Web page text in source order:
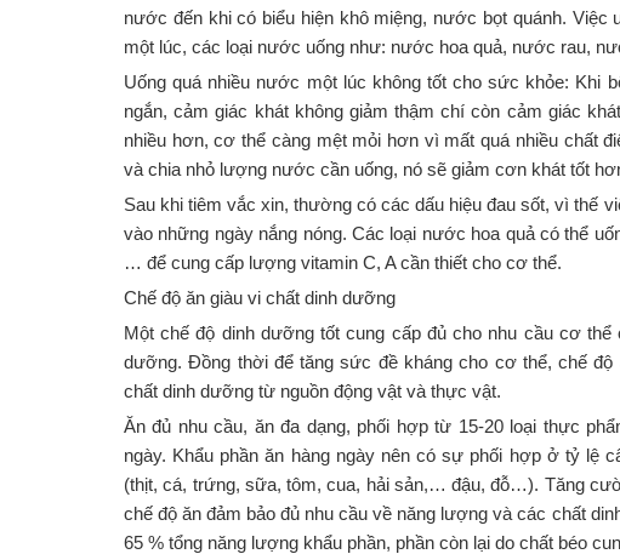
nước đến khi có biểu hiện khô miệng, nước bọt quánh.
một lúc, các loại nước uống như: nước hoa quả, nước rau,
Uống quá nhiều nước một lúc không tốt cho sức khỏe: Khi
ngắn, cảm giác khát không giảm thậm chí còn cảm giác
nhiều hơn, cơ thể càng mệt mỏi hơn vì mất quá nhiều chất
và chia nhỏ lượng nước cần uống, nó sẽ giảm cơn khát tốt
Sau khi tiêm vắc xin, thường có các dấu hiệu đau sốt, vì thế
vào những ngày nắng nóng. Các loại nước hoa quả có thể
… để cung cấp lượng vitamin C, A cần thiết cho cơ thể.
Chế độ ăn giàu vi chất dinh dưỡng
Một chế độ dinh dưỡng tốt cung cấp đủ cho nhu cầu cơ
dưỡng. Đồng thời để tăng sức đề kháng cho cơ thể, chế
chất dinh dưỡng từ nguồn động vật và thực vật.
Ăn đủ nhu cầu, ăn đa dạng, phối hợp từ 15-20 loại thực
ngày. Khẩu phần ăn hàng ngày nên có sự phối hợp ở tỷ lệ
(thịt, cá, trứng, sữa, tôm, cua, hải sản,… đậu, đỗ…). Tăng
chế độ ăn đảm bảo đủ nhu cầu về năng lượng và các chất
65 % tổng năng lượng khẩu phần, phần còn lại do chất béo